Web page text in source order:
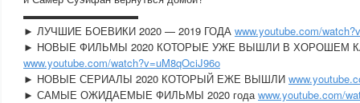
▬▬▬▬▬▬▬▬▬▬▬
► ЛУЧШИЕ БОЕВИКИ 2020 — 2019 ГОДА www.youtube.com/
► НОВЫЕ ФИЛЬМЫ 2020 КОТОРЫЕ УЖЕ ВЫШЛИ В ХОРОШЕМ
www.youtube.com/watch?v=uM8qOciJ96o
► НОВЫЕ СЕРИАЛЫ 2020 КОТОРЫЙ ЕЖЕ ВЫШЛИ
► САМЫЕ ОЖИДАЕМЫЕ ФИЛЬМЫ 2020 годаwww.youtube.com/